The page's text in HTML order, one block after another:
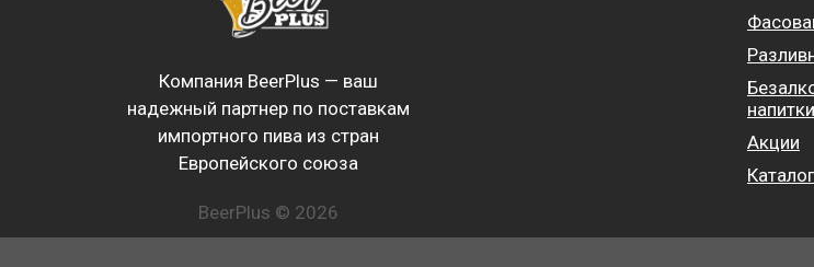
Компания BeerPlus — ваш
надежный партнер по поставкам
импортного пива из стран
Европейского союза
BeerPlus © 2026
напитки
Акции